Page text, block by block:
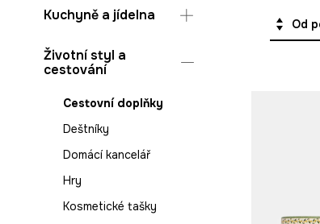
Polštáře a povlaky do
Šperkovnice a
organizéry na šperky
Dekorace
obýváku
Organizéry na šperky
Polštáře a povlaky do
obýváku
Skladování v obýváku
Vůně
Koberce
Kuchyně a jídelna
Hrnky a šálky
Jídelní servis
Příslušenství
Skladování v kuchyni
Termoláhve a hrnky
Textil
Životní styl a
cestování
Cestovní doplňky
Deštníky
Domácí kancelář
Hry
Kosmetické tašky